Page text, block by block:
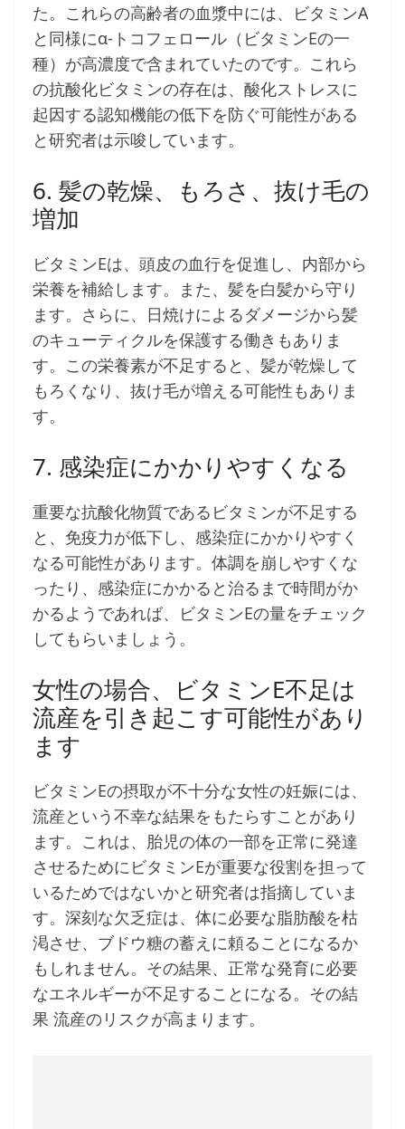
た。これらの高齢者の血漿中には、ビタミンA
と同様にα-トコフェロール（ビタミンEの一
種）が高濃度で含まれていたのです。これら
の抗酸化ビタミンの存在は、酸化ストレスに
起因する認知機能の低下を防ぐ可能性がある
と研究者は示唆しています。
6. 髪の乾燥、もろさ、抜け毛の
増加
ビタミンEは、頭皮の血行を促進し、内部から
栄養を補給します。また、髪を白髪から守り
ます。さらに、日焼けによるダメージから髪
のキューティクルを保護する働きもありま
す。この栄養素が不足すると、髪が乾燥して
もろくなり、抜け毛が増える可能性もありま
す。
7. 感染症にかかりやすくなる
重要な抗酸化物質であるビタミンが不足する
と、免疫力が低下し、感染症にかかりやすく
なる可能性があります。体調を崩しやすくな
ったり、感染症にかかると治るまで時間がか
かるようであれば、ビタミンEの量をチェック
してもらいましょう。
女性の場合、ビタミンE不足は
流産を引き起こす可能性があり
ます
ビタミンEの摂取が不十分な女性の妊娠には、
流産という不幸な結果をもたらすことがあり
ます。これは、胎児の体の一部を正常に発達
させるためにビタミンEが重要な役割を担って
いるためではないかと研究者は指摘していま
す。深刻な欠乏症は、体に必要な脂肪酸を枯
渇させ、ブドウ糖の蓄えに頼ることになるか
もしれません。その結果、正常な発育に必要
なエネルギーが不足することになる。その結
果 流産のリスクが高まります。